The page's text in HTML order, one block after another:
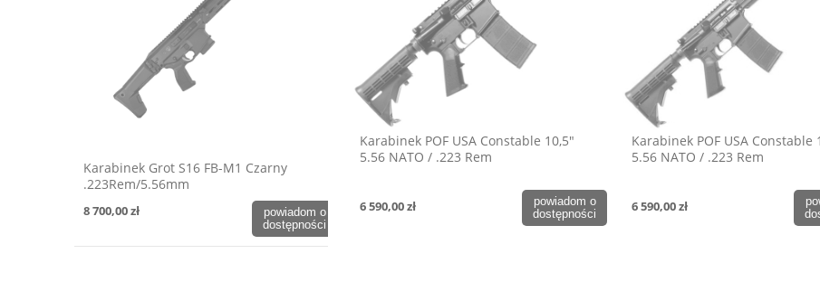
Karabinek Grot S16 FB-M1 Czarny
.223Rem/5.56mm
8 700,00 zł
powiadom o
dostępności
Karabinek POF USA Constable 10,5"
5.56 NATO / .223 Rem
6 590,00 zł
powiadom o
dostępności
Karabinek POF USA Constable
5.56 NATO / .223 Rem
6 590,00 zł